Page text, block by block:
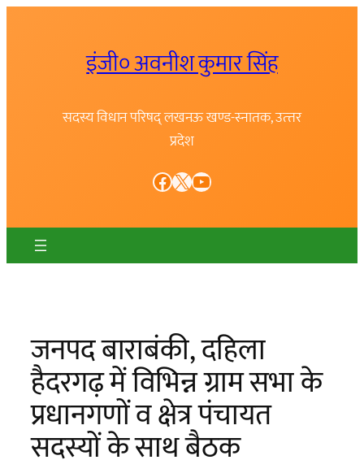
इंजी० अवनीश कुमार सिंह
सदस्य विधान परिषद् लखनऊ खण्ड-स्नातक, उत्त्तर
प्रदेश
Facebook X YouTube
जनपद बाराबंकी, दहिला
हैदरगढ़ में विभिन्न ग्राम सभा के
प्रधानगणों व क्षेत्र पंचायत
सदस्यों के साथ बैठक